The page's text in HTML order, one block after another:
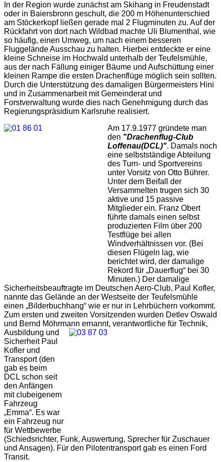
In der Region wurde zunächst am Skihang in Freudenstadt
oder in Baiersbronn geschult, die 200 m Höhenunterschied
am Stöckerkopf ließen gerade mal 2 Flugminuten zu. Auf der
Rückfahrt von dort nach Wildbad machte Uli Blumenthal, wie
so häufig, einen Umweg, um nach einem besseren
Fluggelände Ausschau zu halten. Hierbei entdeckte er eine
kleine Schneise im Hochwald unterhalb der Teufelsmühle,
aus der nach Fällung einiger Bäume und Aufschüttung einer
kleinen Rampe die ersten Drachenflüge möglich sein sollten.
Durch die Unterstützung des damaligen Bürgermeisters Hini
und in Zusammenarbeit mit Gemeinderat und
Forstverwaltung wurde dies nach Genehmigung durch das
Regierungspräsidium Karlsruhe realisiert.
Am 17.9.1977 gründete man
den "Drachenflug-Club
Loffenau(DCL)". Damals noch
eine selbstständige Abteilung
des Turn- und Sportvereins
unter Vorsitz von Otto Bührer.
Unter dem Beifall der
Versammelten trugen sich 30
aktive und 15 passive
Mitglieder ein. Franz Obert
führte damals einen selbst
produzierten Film über 200
Testflüge bei allen
Windverhältnissen vor. (Bei
diesen Flügeln lag, wie
berichtet wird, der damalige
Rekord für „Dauerflug“ bei 30
Minuten.) Der damalige
Sicherheitsbeauftragte im Deutschen Aero-Club, Paul Kofler,
nannte das Gelände an der Westseite der Teufelsmühle
einen „Bilderbuchhang“ wie er nur in Lehrbüchern vorkommt.
Zum ersten und zweiten Vorsitzenden wurden Detlev Oswald
und Bernd Möhrmann ernannt, verantwortliche für Technik,
Ausbildung und
Sicherheit Paul
Kofler und
Transport (den
gab es beim
DCL schon seit
den Anfängen
mit clubeigenem
Fahrzeug
„Emma“. Es war
ein Fahrzeug nur
für Wettbewerbe
(Schiedsrichter, Funk, Auswertung, Sprecher für Zuschauer
und Ansagen). Für den Pilotentransport gab es einen Ford
Transit.